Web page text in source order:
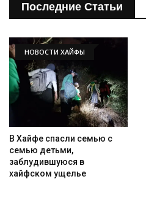
Последние Статьи
НОВОСТИ ХАЙФЫ
В Хайфе спасли семью с
семью детьми,
заблудившуюся в
хайфском ущелье